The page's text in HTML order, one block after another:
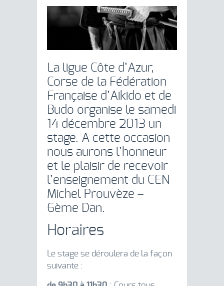
La ligue Côte d’Azur,
Corse de la Fédération
Française d’Aikido et de
Budo organise le samedi
14 décembre 2013 un
stage. A cette occasion
nous aurons l’honneur
et le plaisir de recevoir
l’enseignement du CEN
Michel Prouvèze –
6ème Dan.
Horaires
Le stage se déroulera de la façon
suivante :